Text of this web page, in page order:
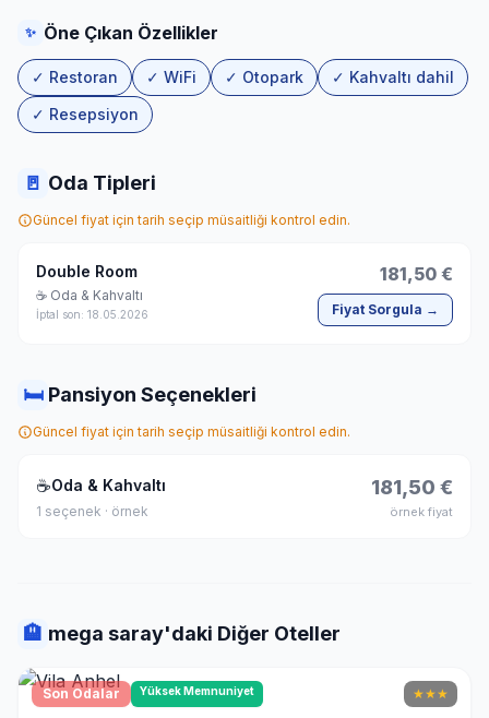
✨ Öne Çıkan Özellikler
✓ Restoran ✓ WiFi ✓ Otopark
✓ Kahvaltı dahil
✓ Resepsiyon
🚪 Oda Tipleri
Güncel fiyat için tarih seçip müsaitliği kontrol edin.
Double Room
☕ Oda & Kahvaltı
İptal son: 18.05.2026
181,50 €
Fiyat Sorgula →
🛏 Pansiyon Seçenekleri
Güncel fiyat için tarih seçip müsaitliği kontrol edin.
☕Oda & Kahvaltı
1 seçenek · örnek
181,50 €
örnek fiyat
🏨 mega saray'daki Diğer Oteller
Son Odalar Yüksek Memnuniyet ★★★